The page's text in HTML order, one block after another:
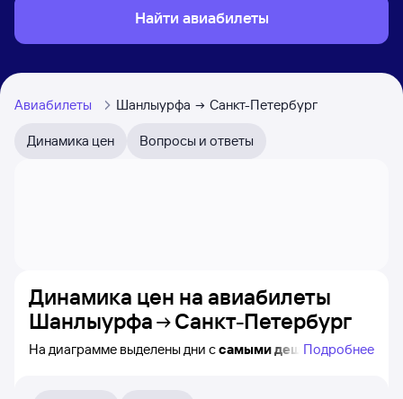
Найти авиабилеты
Авиабилеты Шанлыурфа Санкт-Петербург
Динамика цен Вопросы и ответы
Динамика цен на авиабилеты
Шанлыурфа
Санкт-Петербург
На диаграмме выделены дни ссамыми дешёвыми
Подробнее